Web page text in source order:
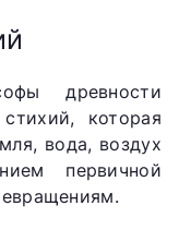
древности
которая
вода, воздух
первичной